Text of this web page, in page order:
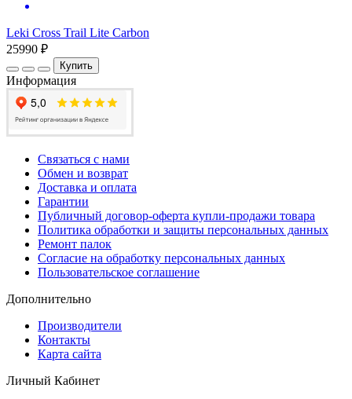
Leki Cross Trail Lite Carbon
25990 ₽
Купить
Информация
Связаться с нами
Обмен и возврат
Доставка и оплата
Гарантии
Публичный договор-оферта купли-продажи товара
Политика обработки и защиты персональных данных
Ремонт палок
Согласие на обработку персональных данных
Пользовательское соглашение
Дополнительно
Производители
Контакты
Карта сайта
Личный Кабинет